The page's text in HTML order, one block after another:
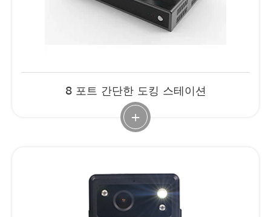
8 포트 간단한 도킹 스테이션
+